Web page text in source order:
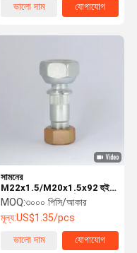
ভালো দাম
যোগাযোগ
সামনের
M22x1.5/M20x1.5x92 হুইল
লেয়ারিং স্ক্রু জিংকযুক্ত পৃষ্ঠ
MOQ:৩০০০ পিসি/আকার
মূল্য:US$1.35/pcs
ভালো দাম
যোগাযোগ